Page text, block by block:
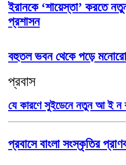
ইরানকে ‘শায়েস্তা’ করতে
প্রশাসন
বহুতল ভবন থেকে পড়ে
প্রবাস
যে কারণে সুইডেনে নতুন আ ই ন
প্রবাসে বাংলা সংস্কৃতির